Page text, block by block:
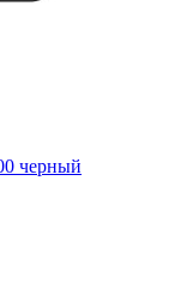
черный